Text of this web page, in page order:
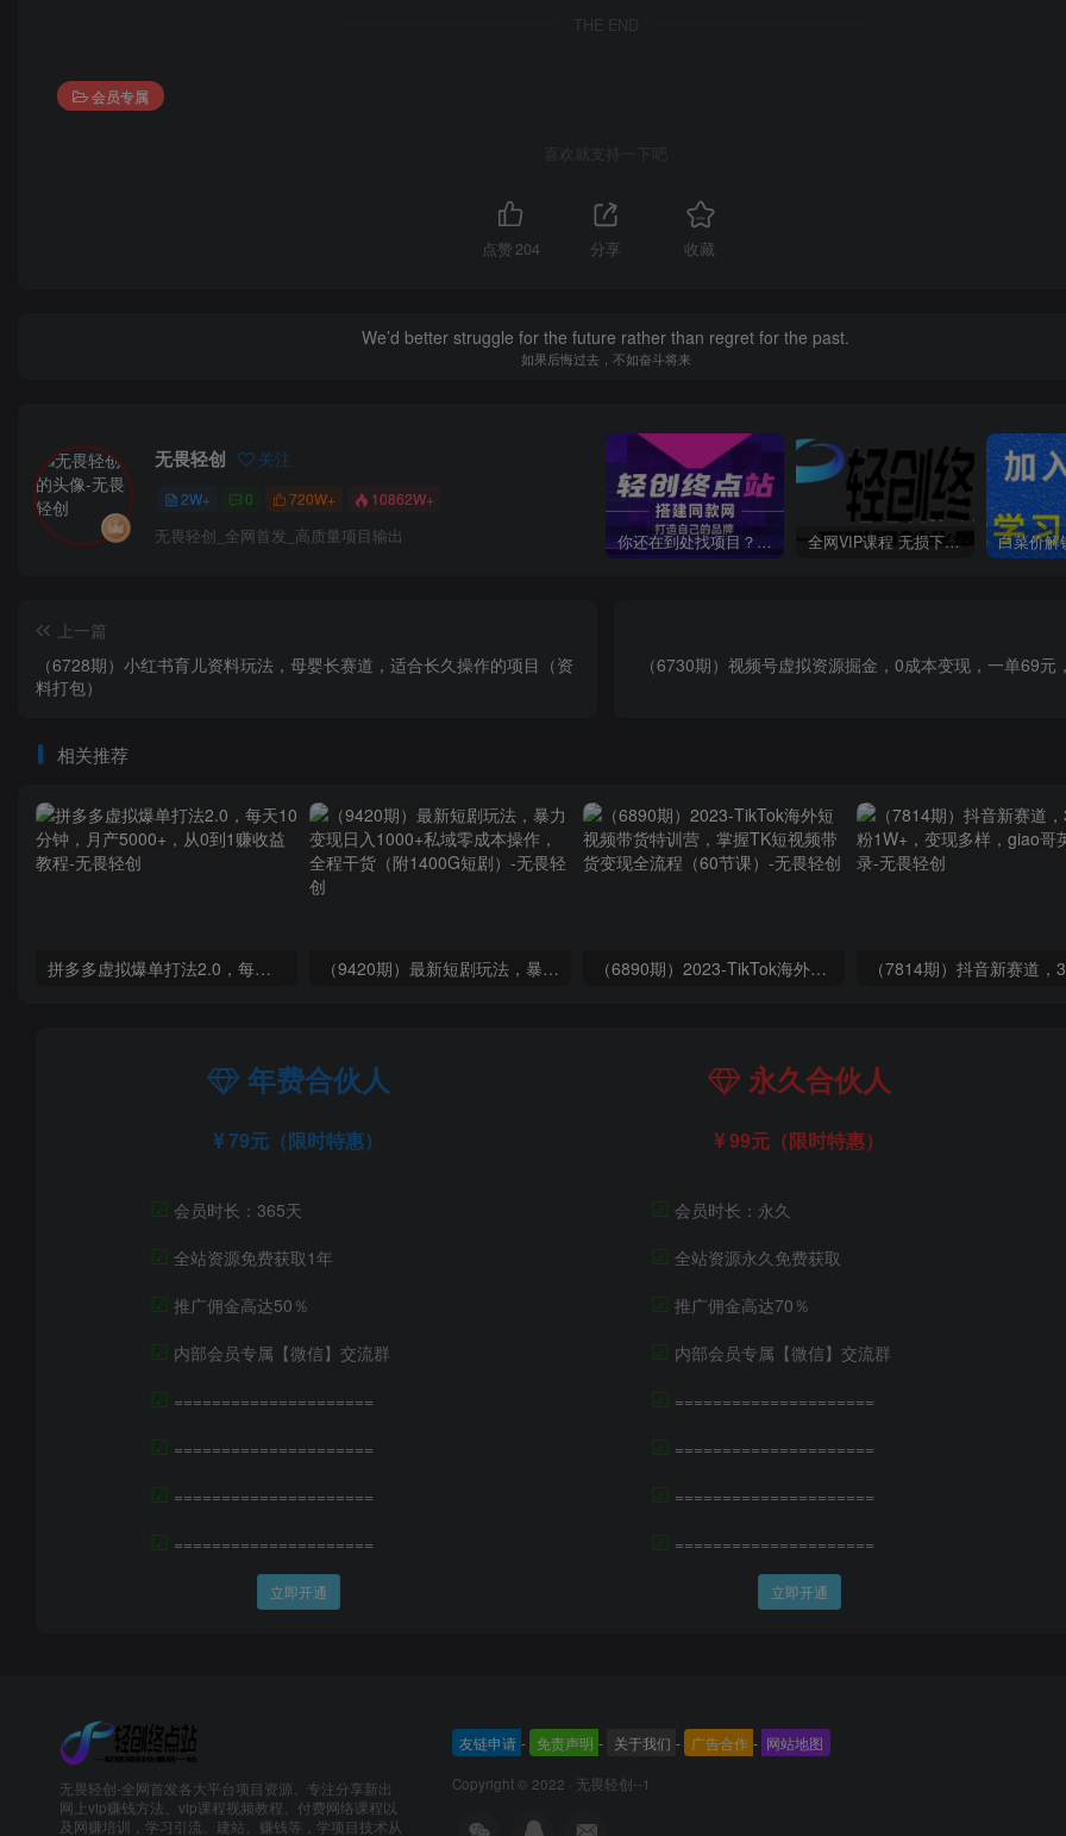
THE END
会员专属
喜欢就支持一下吧
点赞204 分享 收藏
We’d better struggle for the future rather than regret for the past.
如果后悔过去，不如奋斗将来
无畏轻创 关注
2W+ 0 720W+ 10862W+
无畏轻创_全网首发_高质量项目输出 你还在到处找项目？还在当韭菜？我靠卖项目一个月收入5万+，曾经我也是个失败者。 全网VIP课程 无损下载~
上一篇
（6728期）小红书育儿资料玩法，母婴长赛道，适合长久操作的项目（资
料打包）
（6730期）视频号虚拟资源掘金，0成本变现，一单69元
相关推荐
拼多多虚拟爆单打法2.0，每天10分钟，月产5000+，从0到1赚收益教程 （9420期）最新短剧玩法，暴力变现日入1000+私域零成本操作，全程干货（附1400G短剧） （6890期）2023-TikTok海外短视频带货特训营，掌握TK短视频带货变现全流程（60节课）
年费合伙人
79元（限时特惠）
☑ 会员时长：365天
☑ 全站资源免费获取1年
☑ 推广佣金高达50％
☑ 内部会员专属【微信】交流群
☑ =====================
☑ =====================
☑ =====================
☑ =====================
立即开通
永久合伙人
99元（限时特惠）
☑ 会员时长：永久
☑ 全站资源永久免费获取
☑ 推广佣金高达70％
☑ 内部会员专属【微信】交流群
☑ =====================
☑ =====================
☑ =====================
☑ =====================
立即开通
无畏轻创-全网首发各大平台项目资源、专注分享新出
网上vip赚钱方法、vip课程视频教程、付费网络课程以
及网赚培训，学习引流、建站、赚钱等，学项目技术从
友链申请 - 免责声明 - 关于我们 - 广告合作 - 网站地图
Copyright © 2022 · 无畏轻创--1